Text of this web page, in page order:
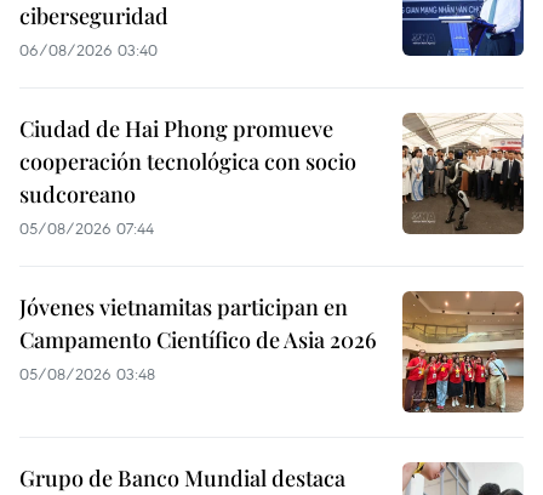
ciberseguridad
06/08/2026 03:40
Ciudad de Hai Phong promueve
cooperación tecnológica con socio
sudcoreano
05/08/2026 07:44
Jóvenes vietnamitas participan en
Campamento Científico de Asia 2026
05/08/2026 03:48
Grupo de Banco Mundial destaca